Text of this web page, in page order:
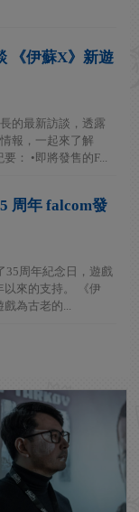
《伊蘇X》新遊
的最新訪談，透露
報，一起來了解
： •即將發售的F...
周年 falcom發
35周年紀念日，遊戲
以來的支持。 《伊
為古老的...